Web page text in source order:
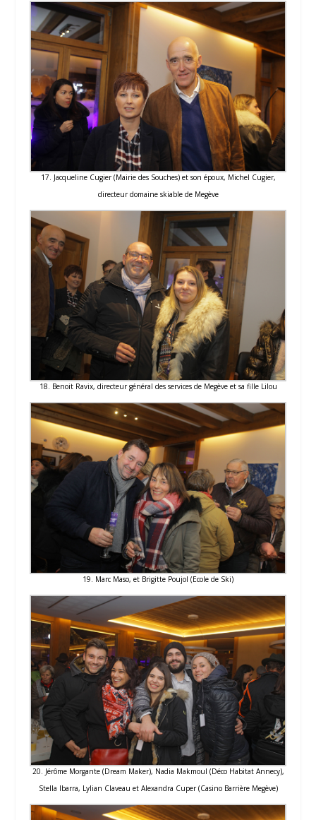
17. Jacqueline Cugier (Mairie des Souches) et son époux, Michel Cugier,
directeur domaine skiable de Megève
18. Benoit Ravix, directeur général des services de Megève et sa fille Lilou
19. Marc Maso, et Brigitte Poujol (Ecole de Ski)
20. Jérôme Morgante (Dream Maker), Nadia Makmoul (Déco Habitat Annecy),
Stella Ibarra, Lylian Claveau et Alexandra Cuper (Casino Barrière Megève)